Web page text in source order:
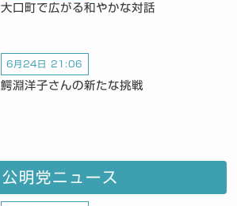
大口町で広がる和やかな対話
6月24日 21:06
鰐淵洋子さんの新たな挑戦
公明党ニュース